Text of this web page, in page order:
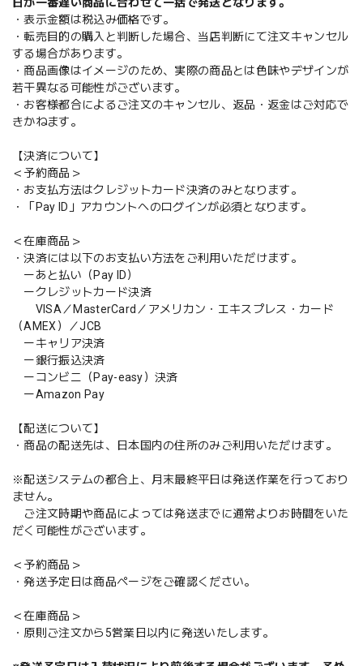
・表示金額は税込み価格です。
・転売目的の購入と判断した場合、当店判断にて注文キャンセル
する場合があります。
・商品画像はイメージのため、実際の商品とは色味やデザインが
若干異なる可能性がございます。
・お客様都合によるご注文のキャンセル、返品・返金はご対応で
きかねます。
【決済について】
＜予約商品＞
・お支払方法はクレジットカード決済のみとなります。
・「Pay ID」アカウントへのログインが必須となります。
＜在庫商品＞
・決済には以下のお支払い方法をご利用いただけます。
ーあと払い（Pay ID）
ークレジットカード決済
VISA／MasterCard／アメリカン・エキスプレス・カード
（AMEX）／JCB
ーキャリア決済
ー銀行振込決済
ーコンビニ（Pay-easy）決済
ーAmazon Pay
【配送について】
・商品の配送先は、日本国内の住所のみご利用いただけます。
※配送システムの都合上、月末最終平日は発送作業を行っており
ません。
ご注文時期や商品によっては発送までに通常よりお時間をいた
だく可能性がございます。
＜予約商品＞
・発送予定日は商品ページをご確認ください。
＜在庫商品＞
・原則ご注文から5営業日以内に発送いたします。